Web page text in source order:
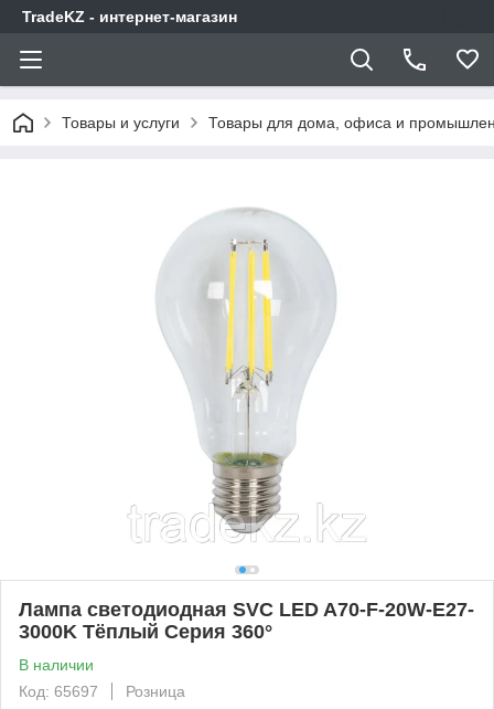
TradeKZ - интернет-магазин
Товары и услуги Товары для дома, офиса и
Лампа светодиодная SVC LED A70-F-20W-E27-
3000K Тёплый Серия 360°
В наличии
Код: 65697
Розница